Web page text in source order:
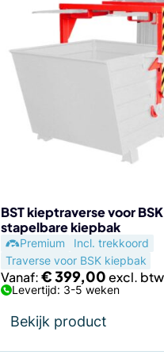
BST kieptraverse voor BSK
stapelbare kiepbak
Premium
Incl. trekkoord
Traverse voor BSK kiepbak
Vanaf:€399,00
Levertijd: 3-5 weken
Bekijk product
meerdere
variaties.
Deze
optie
de
productpagina